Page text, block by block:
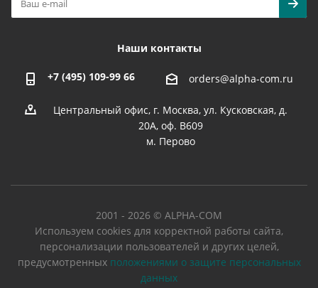
Наши контакты
+7 (495) 109-99 66 orders@alpha-com.ru
Центральный офис, г. Москва, ул. Кусковская, д.
20А, оф. В609
м. Перово
2001 - 2026 © ALPHA-COM
Используем cookies для корректной работы сайта,
персонализации пользователей и других целей,
предусмотренных положениями о защите персональных
данных